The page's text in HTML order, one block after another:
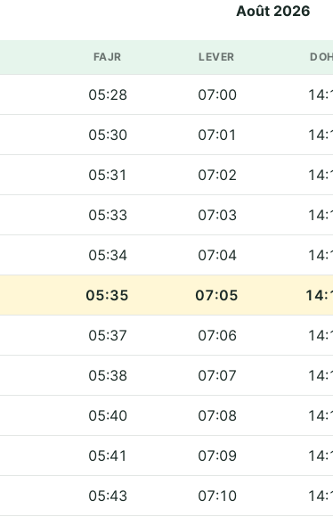
Août 2026
FAJR LEVER
05:28 07:00
05:30 07:01
05:31 07:02
05:33 07:03
05:34 07:04
05:35 07:05
05:37 07:06
05:38 07:07
05:40 07:08
05:41 07:09
05:43 07:10